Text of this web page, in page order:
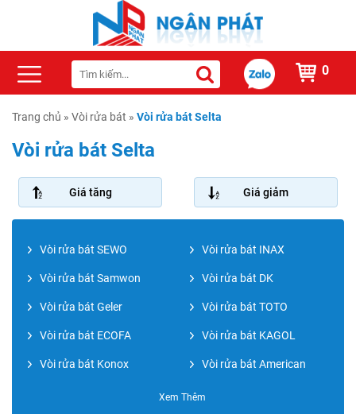
0
Trang chủ » Vòi rửa bát » Vòi rửa bát Selta
Vòi rửa bát Selta
Giá tăng Giá giảm
Vòi rửa bát SEWO Vòi rửa bát INAX
Vòi rửa bát Samwon Vòi rửa bát DK
Vòi rửa bát Geler Vòi rửa bát TOTO
Vòi rửa bát ECOFA Vòi rửa bát KAGOL
Vòi rửa bát Konox Vòi rửa bát American
Vòi rửa bát Yadanli
Xem Thêm